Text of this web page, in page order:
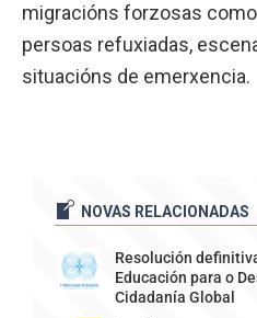
migracións forzosas
persoas refuxiadas,
situacións de emerxencia.
NOVAS RELACIONADAS
Resolución
Educación para o
Cidadanía Global